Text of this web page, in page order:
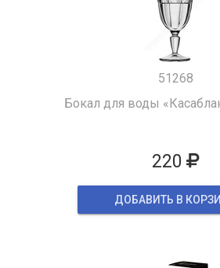
51268
Бокал для воды
220
ДОБАВИТЬ В